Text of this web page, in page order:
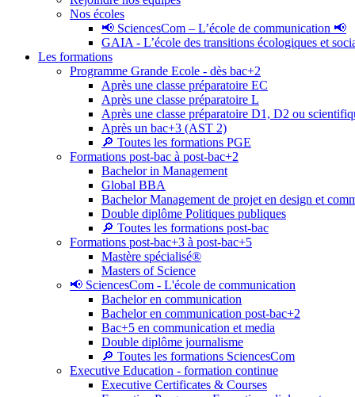
Nos écoles
📢 SciencesCom – L’école de communication 📢
GAIA - L’école des transitions écologiques et
Les formations
Programme Grande Ecole - dès bac+2
Après une classe préparatoire EC
Après une classe préparatoire L
Après une classe préparatoire D1, D2 ou
Après un bac+3 (AST 2)
🔎 Toutes les formations PGE
Formations post-bac à post-bac+2
Bachelor in Management
Global BBA
Bachelor Management de projet en design et
Double diplôme Politiques publiques
🔎 Toutes les formations post-bac
Formations post-bac+3 à post-bac+5
Mastère spécialisé®
Masters of Science
📢 SciencesCom - L'école de communication
Bachelor en communication
Bachelor en communication post-bac+2
Bac+5 en communication et media
Double diplôme journalisme
🔎 Toutes les formations SciencesCom
Executive Education - formation continue
Executive Certificates & Courses